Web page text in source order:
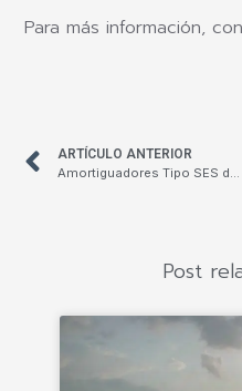
Para más información,
ARTÍCULO ANTERIOR
Amortiguadores Tipo SES de Willbrandt
Post